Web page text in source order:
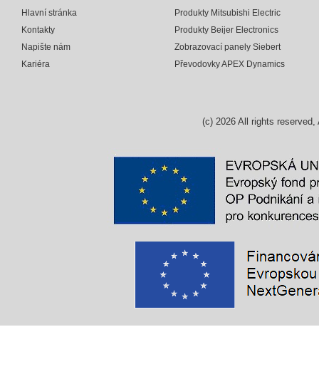
Hlavní stránka
Kontakty
Napište nám
Kariéra
Produkty Mitsubishi Electric
Produkty Beijer Electronics
Zobrazovací panely Siebert
Převodovky APEX Dynamics
(c) 2026All rights reserved,